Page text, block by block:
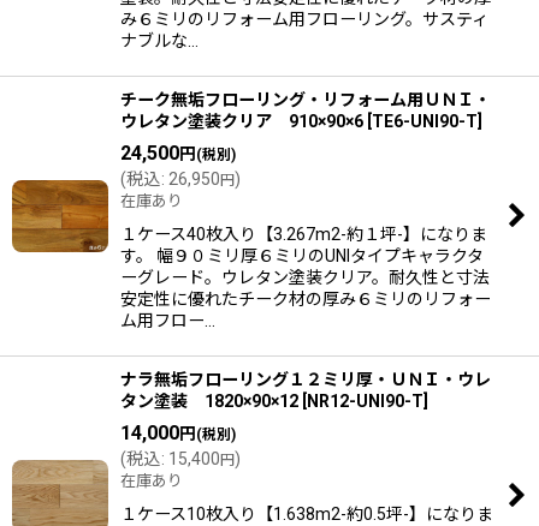
み６ミリのリフォーム用フローリング。サスティ
ナブルな…
チーク無垢フローリング・リフォーム用ＵＮＩ・
ウレタン塗装クリア 910×90×6 TE6-UNI90-T
24,500円 (税別)
(税込: 26,950円)
在庫あり
１ケース40枚入り【3.267m2-約１坪-】になりま
す。 幅９０ミリ厚６ミリのUNIタイプキャラクタ
ーグレード。ウレタン塗装クリア。耐久性と寸法
安定性に優れたチーク材の厚み６ミリのリフォー
ム用フロー…
ナラ無垢フローリング１２ミリ厚・ＵＮＩ・ウレ
タン塗装 1820×90×12
NR12-UNI90-T
14,000円 (税別)
(税込: 15,400円)
在庫あり
１ケース10枚入り【1.638m2-約0.5坪-】になりま